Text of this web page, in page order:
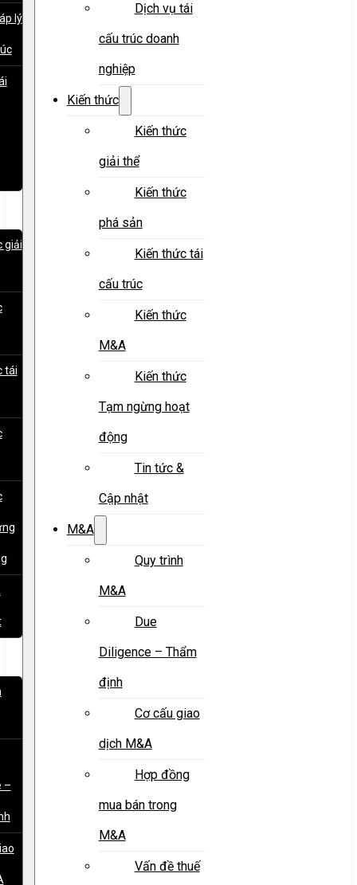
lý
giải
tái
–
Dịch vụ tái
cấu trúc doanh
nghiệp
Kiến thức
Kiến thức
giải thể
Kiến thức
phá sản
Kiến thức tái
cấu trúc
Kiến thức
M&A
Kiến thức
Tạm ngừng hoạt
động
Tin tức &
Cập nhật
M&A
Quy trình
M&A
Due
Diligence – Thẩm
định
Cơ cấu giao
dịch M&A
Hợp đồng
mua bán trong
M&A
Vấn đề thuế